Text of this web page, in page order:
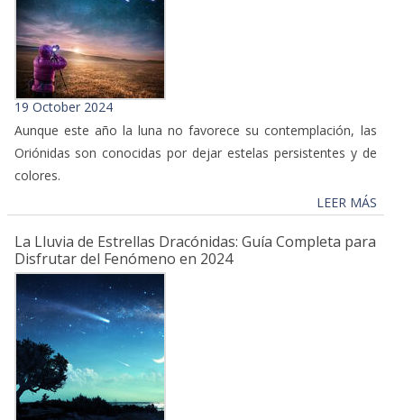
19 October 2024
Aunque este año la luna no favorece su contemplación, las
Oriónidas son conocidas por dejar estelas persistentes y de
colores.
LEER MÁS
La Lluvia de Estrellas Dracónidas: Guía Completa para
Disfrutar del Fenómeno en 2024